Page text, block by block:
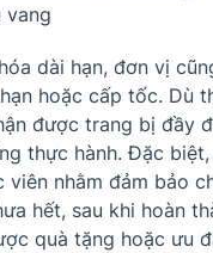
vang
dài hạn, đơn vị
hoặc cấp tốc. Dù
được trang bị đầy
thực hành. Đặc
viên nhằm đảm bảo
hết, sau khi hoàn
quà tặng hoặc ưu